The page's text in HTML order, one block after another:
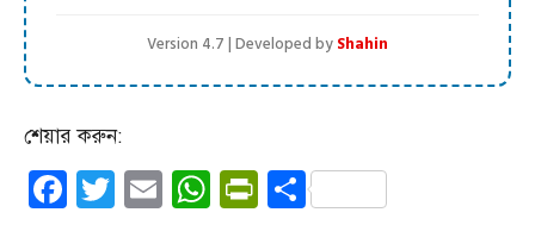
Version 4.7 | Developed byShahin
শেয়ার করুন:
Facebook
Twitter
EmailWhatsApp
PrintFriendly
Share